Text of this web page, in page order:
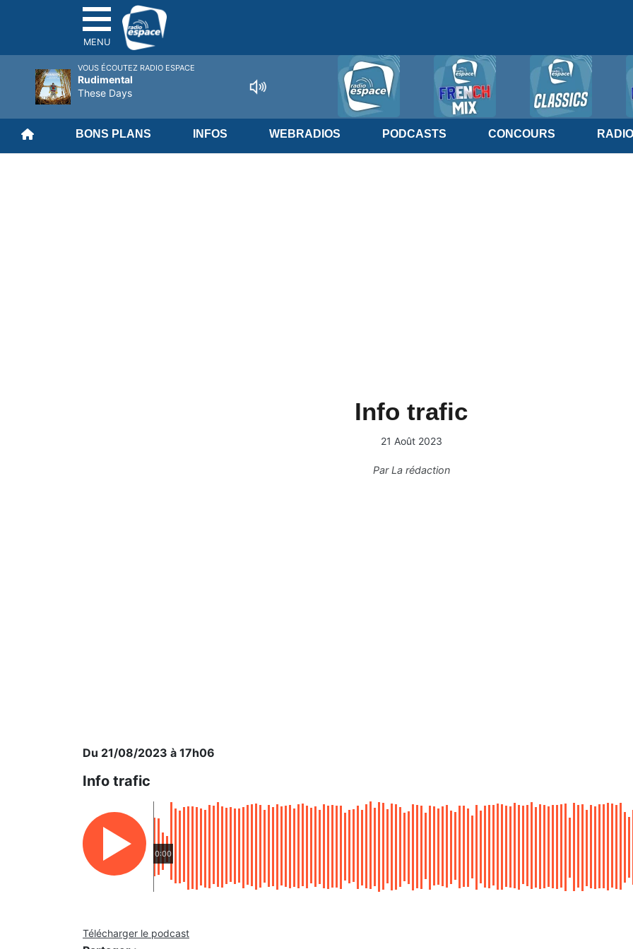
MENU
BONS PLANS INFOS WEBRADIOS PODCASTS CONCOURS RADIO
Info trafic
21 Août 2023
ParLa rédaction
Du 21/08/2023 à 17h06
Info trafic
0:00
Télécharger le podcast
VOUS ÉCOUTEZ RADIO ESPACE
Rudimental
These Days